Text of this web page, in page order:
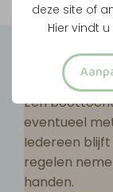
deze site of
Hier vindt
Een
eventueel
Iedereen
regelen
handen.